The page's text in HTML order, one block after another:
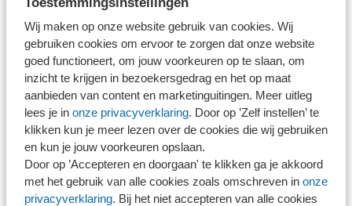
Wij maken op onze website gebruik van cookies. Wij
gebruiken cookies om ervoor te zorgen dat onze website
goed functioneert, om jouw voorkeuren op te slaan, om
inzicht te krijgen in bezoekersgedrag en het op maat
aanbieden van content en marketinguitingen. Meer uitleg
lees je in onze privacyverklaring. Door op ’Zelf instellen’ te
klikken kun je meer lezen over de cookies die wij gebruiken
en kun je jouw voorkeuren opslaan.
Door op ’Accepteren en doorgaan' te klikken ga je akkoord
met het gebruik van alle cookies zoals omschreven in onze
privacyverklaring. Bij het niet accepteren van alle cookies
de Belastingdienst de betalingsregeling uiteindelijk
intrekt. Zo kunt u verzoeken de schuld in zeven in plaats
van vijf jaar af te lossen. Ook kunt u verzoeken niet
maandelijks, maar per kwartaal af te mogen lossen. Tot
slot kunt u ook eenmalig verzoeken om een betaalpauze
van maximaal zes maanden. Het gevolg van zo’n
verzoek is wel dat uw af te lossen maandbedragen die
daarna nog volgen, hoger worden.